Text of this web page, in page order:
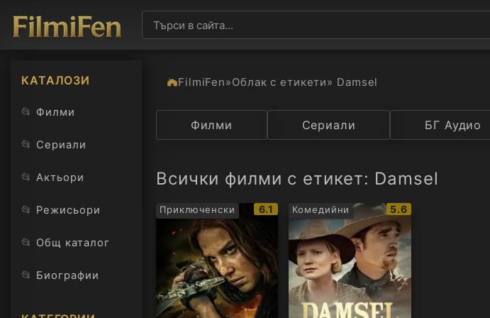
КАТАЛОЗИ
📂 Филми
📂 Сериали
📂 Актьори
📂 Режисьори
📂 Общ каталог
📂 Биографии
FilmiFen»Облак с етикети» Damsel
Категория Държава
Филми Сериали БГ Аудио
Всички филми с етикет: Damsel
Приключенски
IMDb
рейтинг:
6.1 Комедийни
IMDb
рейтинг:
5.6